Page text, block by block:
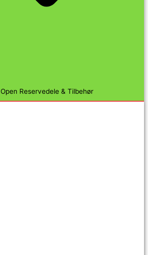
Open Reservedele & Tilbehør